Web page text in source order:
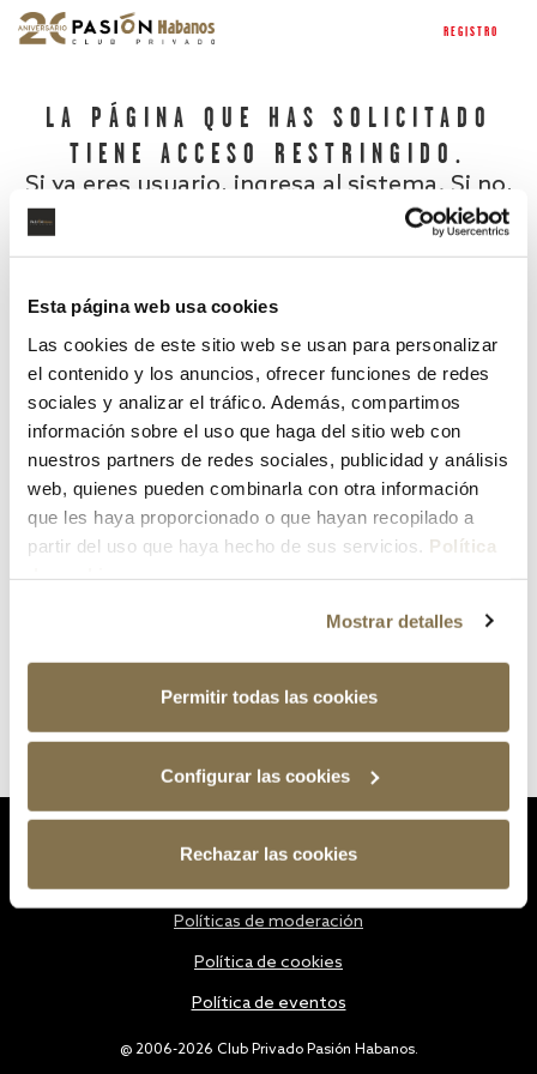
Esta página web usa cookies
Las cookies de este sitio web se usan para personalizar
el contenido y los anuncios, ofrecer funciones de redes
sociales y analizar el tráfico. Además, compartimos
información sobre el uso que haga del sitio web con
nuestros partners de redes sociales, publicidad y análisis
web, quienes pueden combinarla con otra información
que les haya proporcionado o que hayan recopilado a
partir del uso que haya hecho de sus servicios. Política
Mostrar detalles
Permitir todas las cookies
Configurar las cookies
Rechazar las cookies
REGISTRO
LA PÁGINA QUE HAS SOLICITADO
TIENE ACCESO RESTRINGIDO.
Si ya eres usuario, ingresa al sistema. Si no,
¿Has olvidado tu contraseña?
@ 2006-2026 Club Privado Pasión Habanos.
Políticas de moderación
Política de cookies
Política de eventos